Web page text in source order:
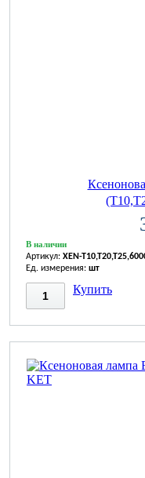
В наличии
Артикул: XEN-
Ед. измерения: шт
Купить